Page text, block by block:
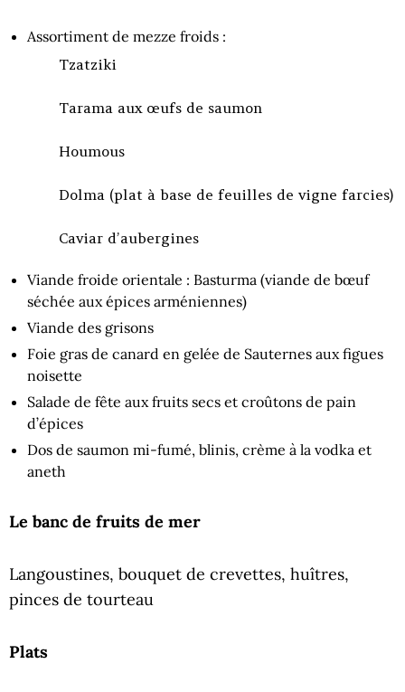
Assortiment de mezze froids :
Tzatziki
Tarama aux œufs de saumon
Houmous
Dolma (plat à base de feuilles de vigne farcies)
Caviar d’aubergines
Viande froide orientale : Basturma (viande de bœuf
séchée aux épices arméniennes)
Viande des grisons
Foie gras de canard en gelée de Sauternes aux figues
noisette
Salade de fête aux fruits secs et croûtons de pain
d’épices
Dos de saumon mi-fumé, blinis, crème à la vodka et
aneth
Le banc de fruits de mer
Langoustines, bouquet de crevettes, huîtres,
pinces de tourteau
Plats